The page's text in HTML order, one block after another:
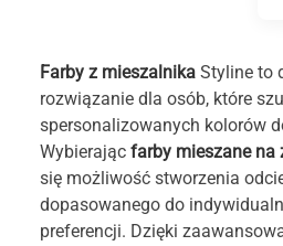
Farby z mieszalnika Styline to
rozwiązanie dla osób, które
spersonalizowanych kolorów
Wybierając farby mieszane na
się możliwość stworzenia
dopasowanego do
preferencji. Dzięki